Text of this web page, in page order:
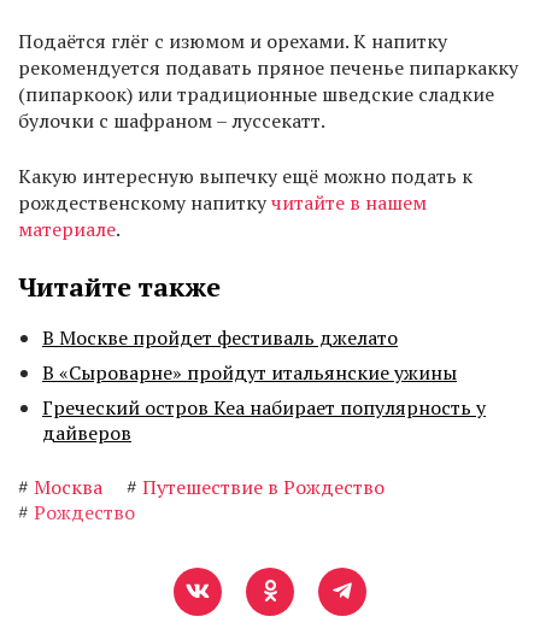
Подаётся глёг с изюмом и орехами. К напитку
рекомендуется подавать пряное печенье пипаркакку
(пипаркоок) или традиционные шведские сладкие
булочки с шафраном – луссекатт.
Какую интересную выпечку ещё можно подать к
рождественскому напиткучитайте в нашем
материале.
Читайте также
В Москве пройдет фестиваль джелато
В «Сыроварне» пройдут итальянские ужины
Греческий остров Кеа набирает популярность у
дайверов
# Москва # Путешествие в Рождество
# Рождество